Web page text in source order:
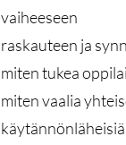
vaiheeseen
raskauteen ja
miten tukea
miten vaalia